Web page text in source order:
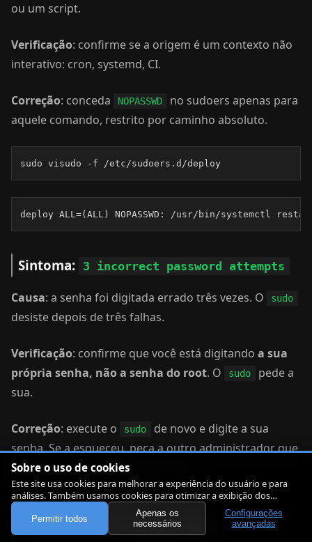
Sobre o uso de cookies
Este site usa cookies para melhorar a experiência do usuário e para
análises. Também usamos cookies para otimizar a exibição dos
artigos.
Permitir todos
Apenas os
necessários
Configurações
avançadas
ou um script.
Verificação: confirme se a origem é um contexto não
interativo: cron, systemd, CI.
Correção: conceda NOPASSWD
no sudoers apenas para
aquele comando, restrito por caminho absoluto.
sudo visudo -f /etc/sudoers.d/deploy
deploy ALL=(ALL) NOPASSWD: /usr/bin/systemctl
Sintoma: 3 incorrect password attempts
Causa: a senha foi digitada errado três vezes. O sudo
desiste depois de três falhas.
Verificação: confirme que você está digitando a sua
própria senha, não a senha do root. O sudo
pede a
sua.
Correção: execute o sudo
de novo e digite a sua
senha. Se a esqueceu, peça a outro administrador que
a redefina com sudo passwd alice
Checklist de Conclusão